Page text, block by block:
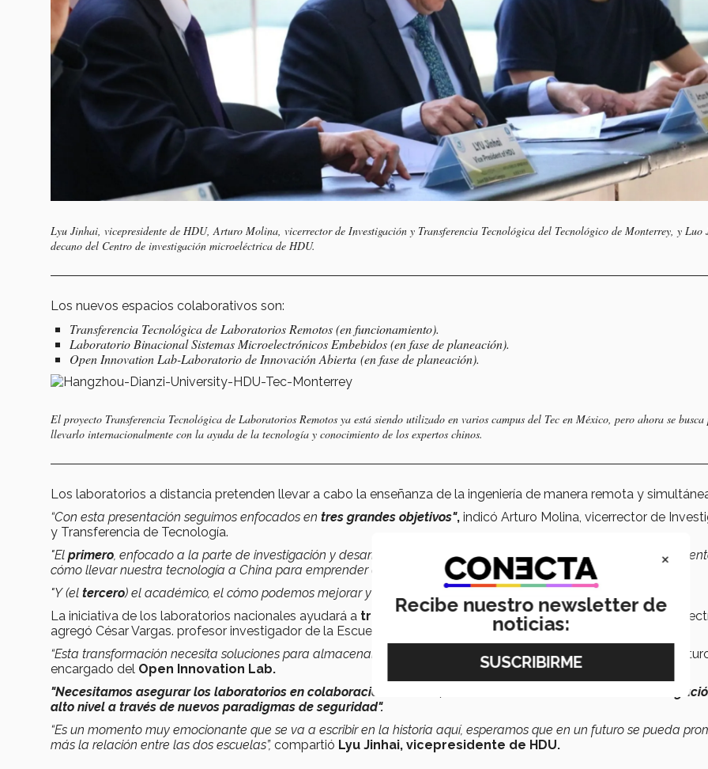
Lyu Jinhai, vicepresidente de HDU, Arturo Molina, vicerrector de Investigación y Transferencia Tecnológica del Tecnológico de Monterrey, y Luo
decano del Centro de investigación microeléctrica de HDU.
Los nuevos espacios colaborativos son:
Transferencia Tecnológica de Laboratorios Remotos (en funcionamiento).
Laboratorio Binacional Sistemas Microelectrónicos Embebidos (en fase de planeación).
Open Innovation Lab-Laboratorio de Innovación Abierta (en fase de planeación).
El proyecto Transferencia Tecnológica de Laboratorios Remotos ya está siendo utilizado en varios campus del Tec en México, pero ahora se busca
llevarlo internacionalmente con la ayuda de la tecnología y conocimiento de los expertos chinos.
Los laboratorios a distancia pretenden llevar a cabo la enseñanza de la ingeniería de manera remota y
“Con esta presentación seguimos enfocados en tres grandes objetivos", indicó Arturo Molina, vicerrector de
y Transferencia de Tecnología.
"El primero , enfocado a la parte de investigación y desarrollo tecnológico; elsegundo , en el tema de
cómo llevar nuestra tecnología a China para emprender en ese país.
"Y (el tercero) el académico, el cómo podemos mejorar y extender la colaboración de profesores y alumnos".
La iniciativa de los laboratorios nacionales ayudará a transformar las tecnologíasen todo el rango de la
agregó César Vargas. profesor investigador de la Escuela de Ingeniería del Tec.
“Esta transformación necesita soluciones para almacenar, procesar y compilar nuestra información
, aseguró el
encargado del Open Innovation Lab.
"Necesitamos asegurar los laboratorios en colaboración con HDU, donde se realizará innovación e
alto nivel a través de nuevos paradigmas de seguridad".
“Es un momento muy emocionante que se va a escribir en la historia aquí, esperamos que en un futuro se pueda
más la relación entre las dos escuelas”, compartió Lyu Jinhai, vicepresidente de HDU.
×
Recibe nuestro newsletter de
noticias: